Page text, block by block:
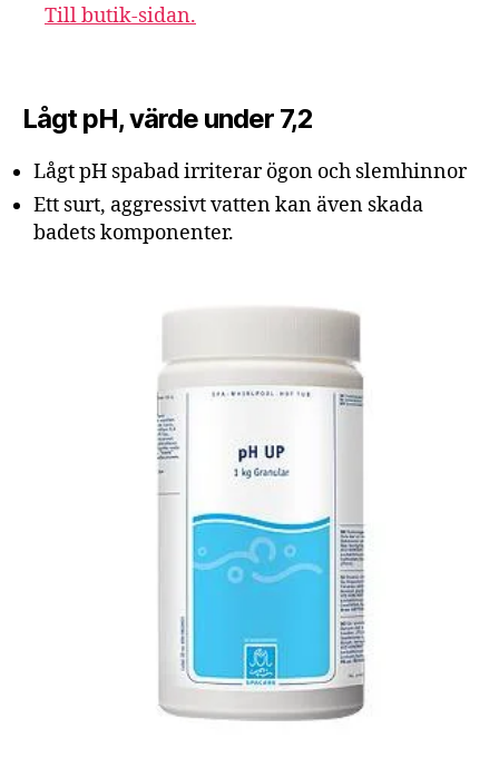
Till butik-sidan.
Lågt pH, värde under 7,2
Lågt pH spabad irriterar ögon och slemhinnor
Ett surt, aggressivt vatten kan även skada
badets komponenter.